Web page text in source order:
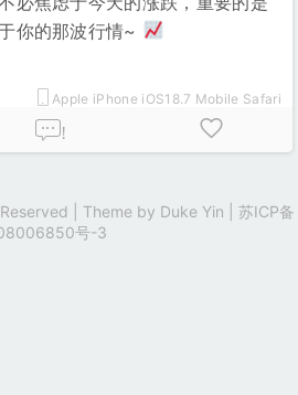
你的那波行情~
Apple iPhone iOS18.7 Mobile Safari
!
| Theme by Duke Yin
苏ICP备
号-3